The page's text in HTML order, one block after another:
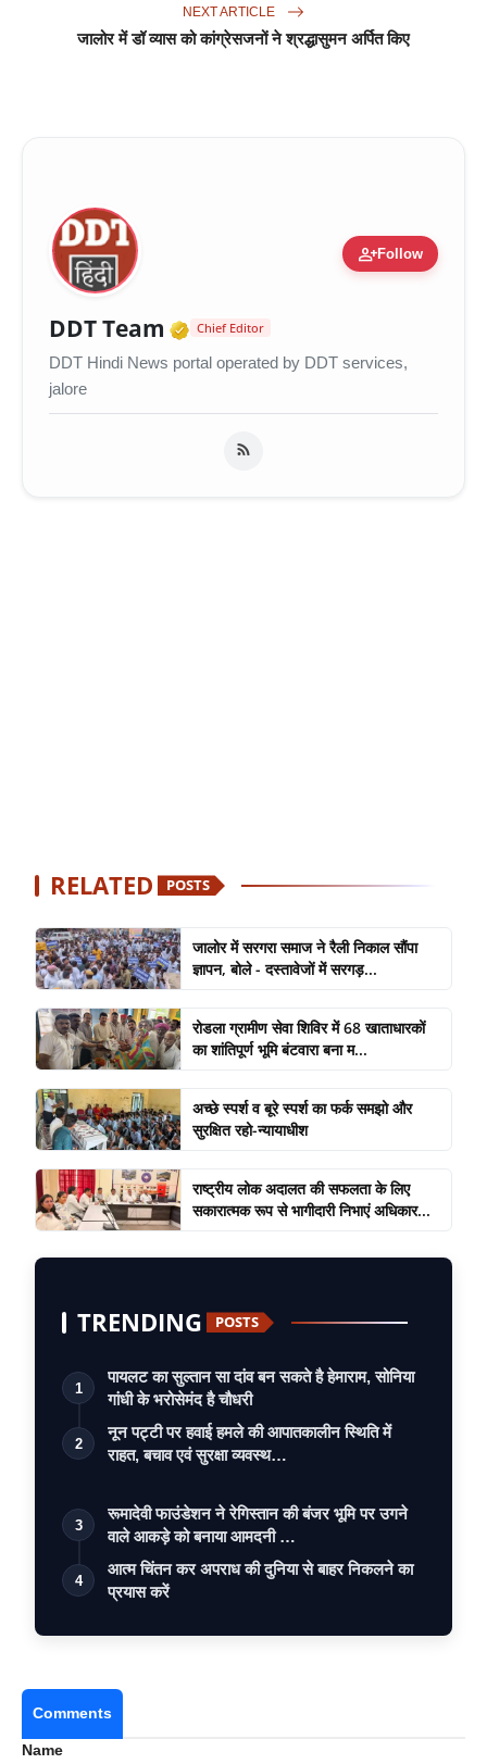
NEXT ARTICLE
जालोर में डॉ व्यास को कांग्रेसजनों ने श्रद्धासुमन अर्पित किए
person_addFollow
DDT Team Verified Media or
Chief Editor
DDT Hindi News portal operated by DDT services,
jalore
RELATED POSTS
जालोर में सरगरा समाज ने रैली निकाल सौंपा
ज्ञापन, बोले - दस्तावेजों में सरगड़...
रोडला ग्रामीण सेवा शिविर में 68 खाताधारकों
का शांतिपूर्ण भूमि बंटवारा बना म...
अच्छे स्पर्श व बूरे स्पर्श का फर्क समझो और
सुरक्षित रहो-न्यायाधीश
राष्ट्रीय लोक अदालत की सफलता के लिए
सकारात्मक रूप से भागीदारी निभाएं अधिकार...
TRENDING POSTS
1
पायलट का सुल्तान सा दांव बन सकते है हेमाराम, सोनिया
गांधी के भरोसेमंद है चौधरी
2
नून पट्टी पर हवाई हमले की आपातकालीन स्थिति में
राहत, बचाव एवं सुरक्षा व्यवस्थ…
3
रूमादेवी फाउंडेशन ने रेगिस्तान की बंजर भूमि पर उगने
वाले आकड़े को बनाया आमदनी …
4
आत्म चिंतन कर अपराध की दुनिया से बाहर निकलने का
प्रयास करें
Comments
Name